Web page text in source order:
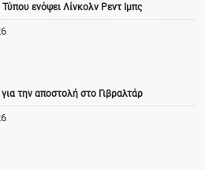
ενόψει Λίνκολν Ρεντ Ιμπς
την αποστολή στο Γιβραλτάρ